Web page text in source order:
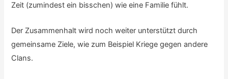
Zeit (zumindest ein bisschen) wie eine Familie fühlt.
Der Zusammenhalt wird noch weiter unterstützt durch
gemeinsame Ziele, wie zum Beispiel Kriege gegen andere
Clans.